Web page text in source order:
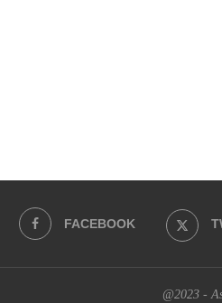
FACEBOOK
@2023 -